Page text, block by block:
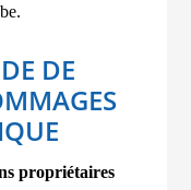
DE
propriétaires